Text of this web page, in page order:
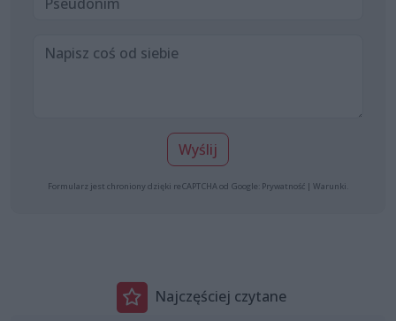
Wyślij
Formularz jest chroniony dzięki reCAPTCHA od Google: Prywatność | Warunki
Najczęściej czytane